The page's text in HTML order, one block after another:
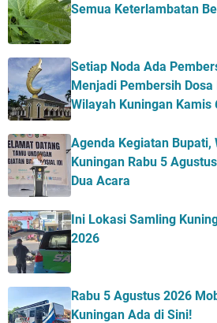
Semua Keterlambatan
Setiap Noda Ada
Menjadi Pembersih
Wilayah Kuningan Kamis
Agenda Kegiatan Bupati,
Kuningan Rabu 5
Dua Acara
Ini Lokasi Samling
2026
Rabu 5 Agustus 2026
Kuningan Ada di Sini!